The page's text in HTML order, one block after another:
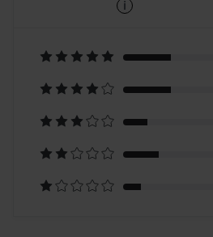
Oparte
na
29
opiniach
i